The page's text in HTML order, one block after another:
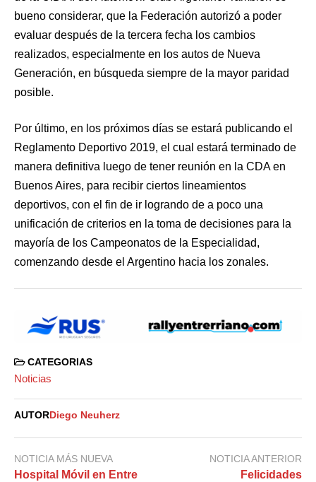
bueno considerar, que la Federación autorizó a poder
evaluar después de la tercera fecha los cambios
realizados, especialmente en los autos de Nueva
Generación, en búsqueda siempre de la mayor paridad
posible.
Por último, en los próximos días se estará publicando el
Reglamento Deportivo 2019, el cual estará terminado de
manera definitiva luego de tener reunión en la CDA en
Buenos Aires, para recibir ciertos lineamientos
deportivos, con el fin de ir logrando de a poco una
unificación de criterios en la toma de decisiones para la
mayoría de los Campeonatos de la Especialidad,
comenzando desde el Argentino hacia los zonales.
CATEGORIAS
Noticias
AUTOR Diego Neuherz
NOTICIA MÁS NUEVA
Hospital Móvil en Entre
NOTICIA ANTERIOR
Felicidades